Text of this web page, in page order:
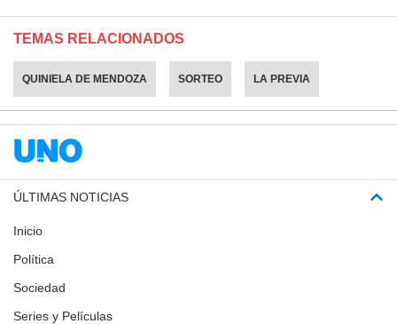
TEMAS RELACIONADOS
QUINIELA DE MENDOZA SORTEO LA PREVIA
ÚLTIMAS NOTICIAS
Inicio
Política
Sociedad
Series y Películas